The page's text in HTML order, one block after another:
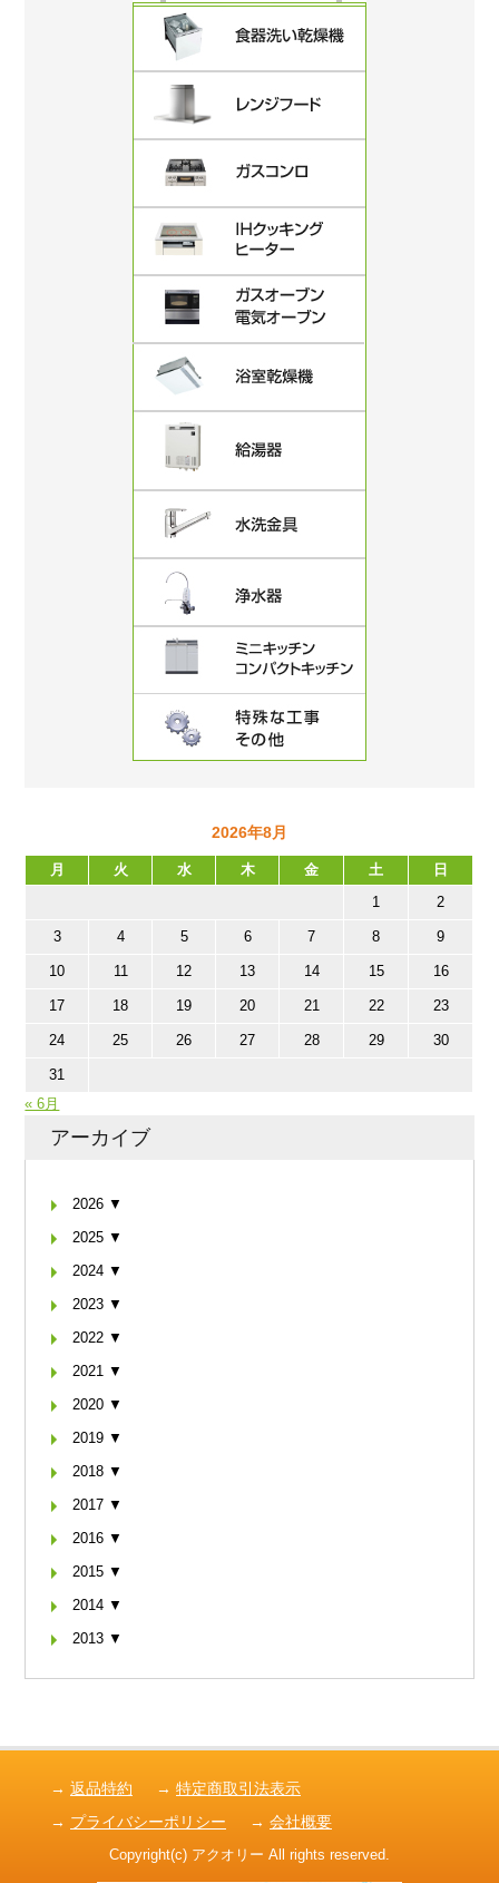
2026年8月
月 火 水 木 金 土
日
1
2
3 4 5 6 7 8 9
10 11 12 13 14 15 16
17 18 19 20 21 22 23
24 25 26 27 28 29 30
31
« 6月
アーカイブ
2026 ▼
2025 ▼
2024 ▼
2023 ▼
2022 ▼
2021 ▼
2020 ▼
2019 ▼
2018 ▼
2017 ▼
2016 ▼
2015 ▼
2014 ▼
2013 ▼
→ 返品特約 → 特定商取引法表示
→ プライバシーポリシー → 会社概要
Copyright(c) アクオリー All rights reserved.